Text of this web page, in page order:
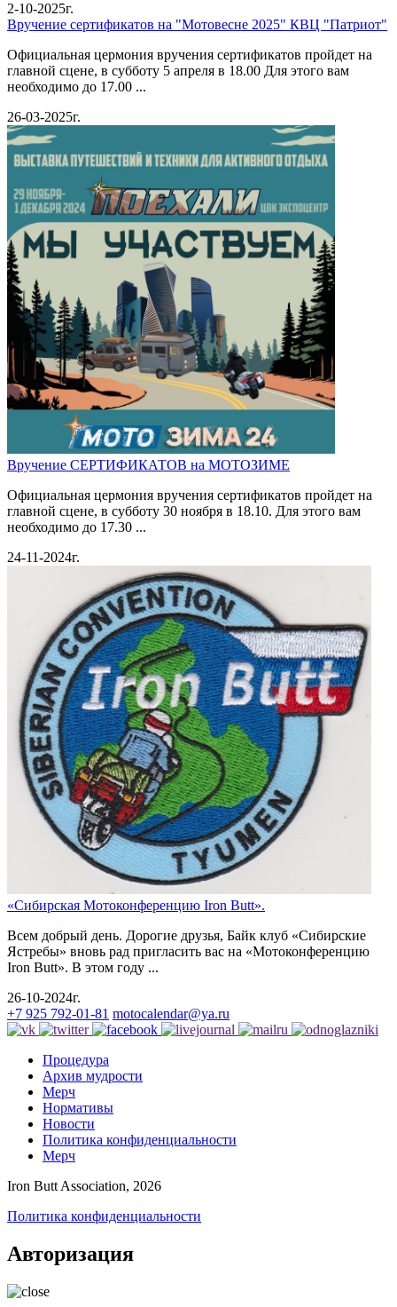
2-10-2025г.
Вручение сертификатов на "Мотовесне 2025" КВЦ "Патриот"
Официальная цермония вручения сертификатов пройдет на
главной сцене, в субботу 5 апреля в 18.00 Для этого вам
необходимо до 17.00 ...
26-03-2025г.
Вручение СЕРТИФИКАТОВ на МОТОЗИМЕ
Официальная цермония вручения сертификатов пройдет на
главной сцене, в субботу 30 ноября в 18.10. Для этого вам
необходимо до 17.30 ...
24-11-2024г.
«Сибирская Мотоконференцию Iron Butt».
Всем добрый день. Дорогие друзья, Байк клуб «Сибирские
Ястребы» вновь рад пригласить вас на «Мотоконференцию
Iron Butt». В этом году ...
26-10-2024г.
+7 925 792-01-81 motocalendar@ya.ru
Процедура
Архив мудрости
Мерч
Нормативы
Новости
Политика конфиденциальности
Мерч
Iron Butt Association, 2026
Политика конфиденциальности
Авторизация